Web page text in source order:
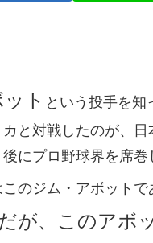
ト という投手を知
と対戦したのが、
にプロ野球界を席
のジム・アボットで
が、このアボ